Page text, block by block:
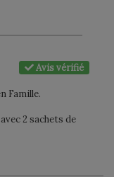
Avis vérifié
Famille.
2 sachets de